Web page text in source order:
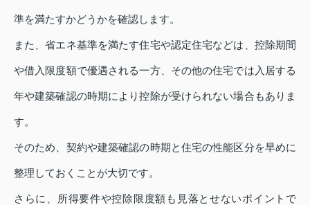
準を満たすかどうかを確認します。
また、省エネ基準を満たす住宅や認定住宅などは、控除期間
や借入限度額で優遇される一方、その他の住宅では入居する
年や建築確認の時期により控除が受けられない場合もありま
す。
そのため、契約や建築確認の時期と住宅の性能区分を早めに
整理しておくことが大切です。
さらに、所得要件や控除限度額も見落とせないポイントで